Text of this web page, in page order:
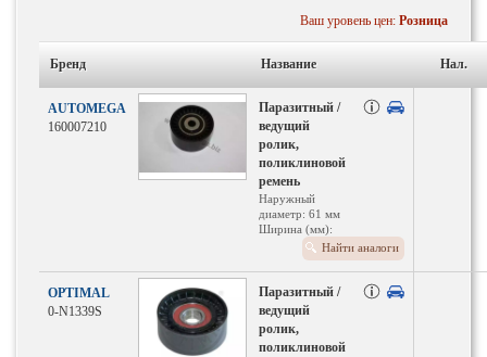
Ваш уровень цен: Розница
Бренд Название Нал.
AUTOMEGA
160007210
Паразитный /
ведущий
ролик,
поликлиновой
ремень
Наружный
диаметр: 61 мм
Ширина (мм):
Найти аналоги
OPTIMAL
0-N1339S
Паразитный /
ведущий
ролик,
поликлиновой